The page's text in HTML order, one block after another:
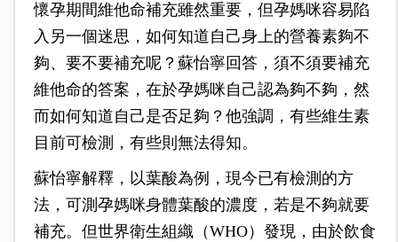
懷孕期間維他命補充雖然重要，但孕媽咪容易陷
入另一個迷思，如何知道自己身上的營養素夠不
夠、要不要補充呢？蘇怡寧回答，須不須要補充
維他命的答案，在於孕媽咪自己認為夠不夠，然
而如何知道自己是否足夠？他強調，有些維生素
目前可檢測，有些則無法得知。
蘇怡寧解釋，以葉酸為例，現今已有檢測的方
法，可測孕媽咪身體葉酸的濃度，若是不夠就要
補充。但世界衛生組織（WHO）發現，由於飲食